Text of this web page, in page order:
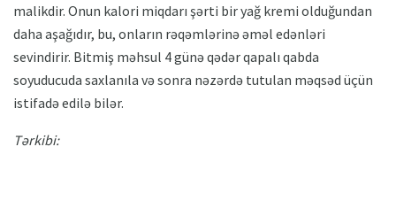
malikdir. Onun kalori miqdarı şərti bir yağ kremi olduğundan
daha aşağıdır, bu, onların rəqəmlərinə əməl edənləri
sevindirir. Bitmiş məhsul 4 günə qədər qapalı qabda
soyuducuda saxlanıla və sonra nəzərdə tutulan məqsəd üçün
istifadə edilə bilər.
Tərkibi: